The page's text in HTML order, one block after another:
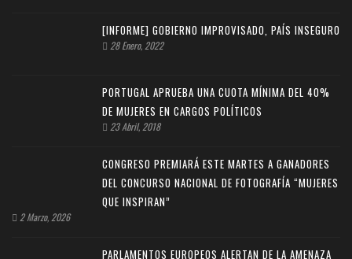
[INFORME] GOBIERNO IMPROVISADO, PAÍS INSEGURO
28 Enero, 2022
PORTUGAL APRUEBA UNA CUOTA MÍNIMA DEL 40%
DE MUJERES EN CARGOS POLÍTICOS
23 Abril, 2018
CONGRESO PREMIARÁ ESTE MARTES A GANADORES
DEL CONCURSO NACIONAL DE FOTOGRAFÍA “MUJERES
QUE INSPIRAN”
2 Marzo, 2026
PARLAMENTOS EUROPEOS ALERTAN DE LA AMENAZA